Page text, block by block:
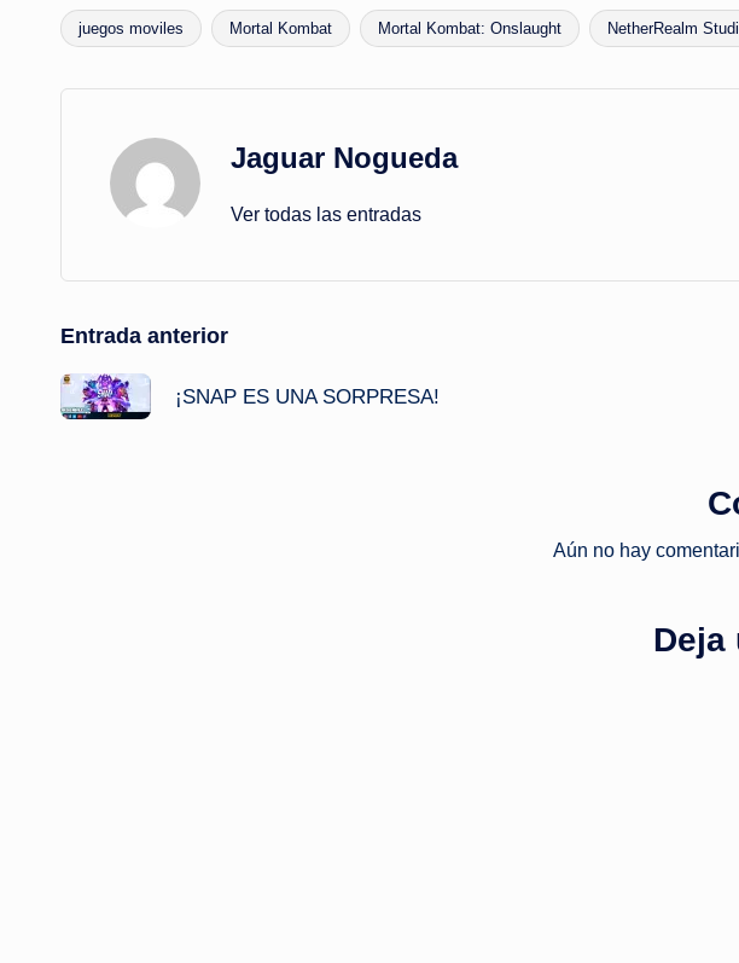
Etiquetas:
juegos moviles Mortal Kombat Mortal Kombat: Onslaught NetherRealm
Jaguar Nogueda
Ver todas las entradas
Navegación
de
Entrada anterior
¡SNAP ES UNA SORPRESA!
Aún no hay
Deja